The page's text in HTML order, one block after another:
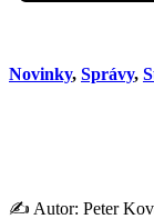
Novinky, Správy,
✍️ Autor: Peter